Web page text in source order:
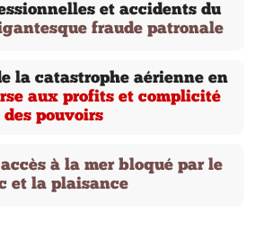
et accidents du
fraude patronale
la catastrophe aérienne en
aux profits et complicité
des pouvoirs
à la mer bloqué par le
et la plaisance